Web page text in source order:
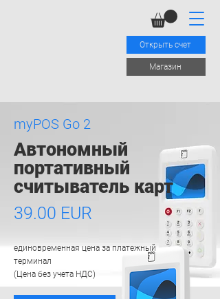
Открыть счет
Mагазин
myPOS Go 2
Автономный
портативный
считыватель карт
39.00 EUR
единовременная цена за платежный
терминал
(Цена без учета НДС)